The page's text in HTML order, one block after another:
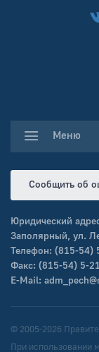
Меню
Сообщить об
Юридический
Заполярный, ул.
Телефон: (815-54)
Факс: (815-54) 5-
E-Mail:
© 2005-2026
При использовании